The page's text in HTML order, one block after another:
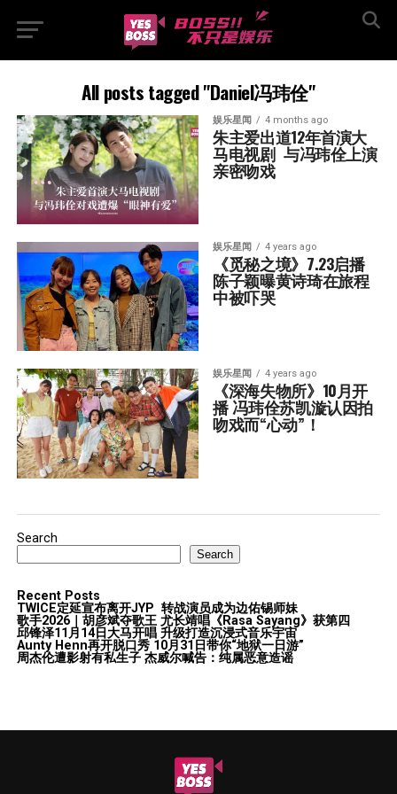
All posts tagged "Daniel冯玮佺"
娱乐星闻 4 months ago
朱主爱出道12年首演大
马电视剧  与冯玮佺上演
亲密吻戏
娱乐星闻 4 years ago
《觅秘之境》7.23启播
陈子颖曝黄诗琦在旅程
中被吓哭
娱乐星闻 4 years ago
《深海失物所》10月开
播 冯玮佺苏凯漩认因拍
吻戏而“心动”！
Search
Search
Recent Posts
TWICE定延宣布离开JYP 转战演员成为边佑锡师妹
歌手2026｜胡彦斌夺歌王 尤长靖唱《Rasa Sayang》获第四
邱锋泽11月14日大马开唱 升级打造沉浸式音乐宇宙
Aunty Henn再开脱口秀 10月31日带你“地狱一日游”
周杰伦遭影射有私生子 杰威尔喊告：纯属恶意造谣